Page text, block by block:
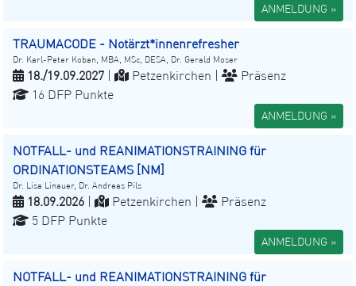
ANMELDUNG »
TRAUMACODE - Notärzt*innenrefresher
Dr. Karl-Peter Koban, MBA, MSc, DESA, Dr. Gerald Moser
18./19.09.2027 Petzenkirchen |
Präsenz
16 DFP Punkte
ANMELDUNG »
NOTFALL- und REANIMATIONSTRAINING für
ORDINATIONSTEAMS [NM]
Dr. Lisa Linauer, Dr. Andreas Pils
18.09.2026 Petzenkirchen |
Präsenz
5 DFP Punkte
ANMELDUNG »
NOTFALL- und REANIMATIONSTRAINING für